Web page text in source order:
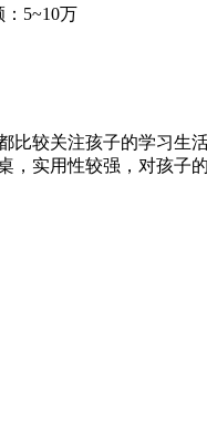
5~10万
比较关注孩子的学习生
，实用性较强，对孩子